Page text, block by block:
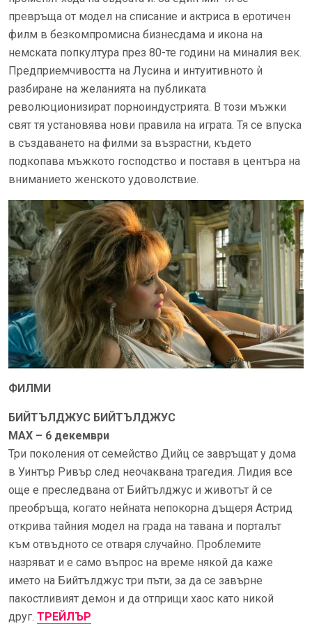
превръща от модел на списание и актриса в еротичен
филм в безкомпромисна бизнесдама и икона на
немската попкултура през 80-те години на миналия век.
Предприемчивостта на Лусина и интуитивното ѝ
разбиране на желанията на публиката
революционизират порноиндустрията. В този мъжки
свят тя установява нови правила на играта. Тя се впуска
в създаването на филми за възрастни, където
подкопава мъжкото господство и поставя в центъра на
вниманието женското удоволствие.
ФИЛМИ
БИЙТЪЛДЖУС БИЙТЪЛДЖУС
MAX – 6 декември
Три поколения от семейство Дийц се завръщат у дома
в Уинтър Ривър след неочаквана трагедия. Лидия все
още е преследвана от Бийтълджус и животът й се
преобръща, когато нейната непокорна дъщеря Астрид
открива тайния модел на града на тавана и порталът
към отвъдното се отваря случайно. Проблемите
назряват и е само въпрос на време някой да каже
името на Бийтълджус три пъти, за да се завърне
пакостливият демон и да отприщи хаос като никой
друг. ТРЕЙЛЪР